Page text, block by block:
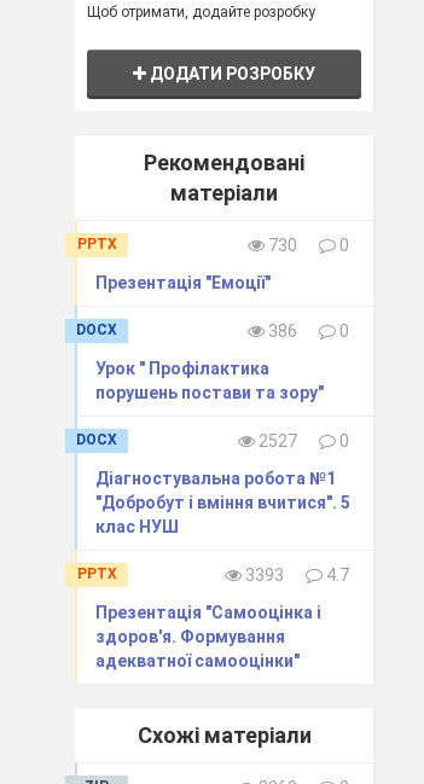
Щоб отримати, додайте розробку
ДОДАТИ РОЗРОБКУ
Рекомендовані
матеріали
PPTX 730
0
Презентація "Емоції"
DOCX 386
0
Урок " Профілактика
порушень постави та зору"
DOCX 2527
0
Діагностувальна робота №1
"Добробут і вміння вчитися". 5
клас НУШ
PPTX 3393
4.7
Презентація "Самооцінка і
здоров'я. Формування
адекватної самооцінки"
Схожі матеріали